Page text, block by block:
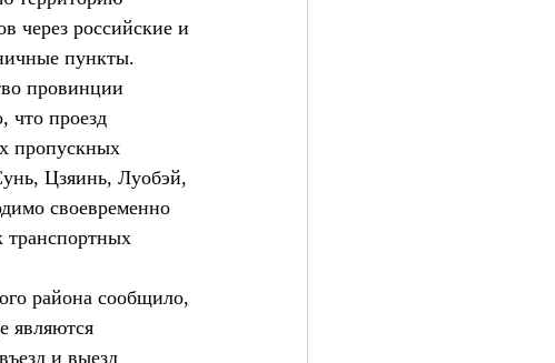
через российские и
пункты.
провинции
что проезд
пропускных
Цзяинь, Луобэй,
своевременно
транспортных
района сообщило,
являются
и выезд